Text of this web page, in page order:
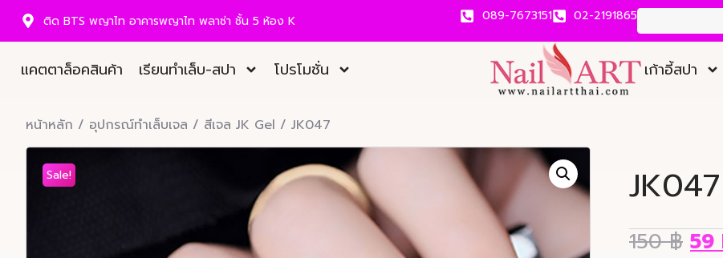
ติด BTS พญาไท อาคารพญาไท พลาซ่า ชั้น 5 ห้อง K 089-7673151 02-2191865
แคตตาล็อคสินค้า เรียนทำเล็บ-สปา โปรโมชั่น เก้าอี้สปา
หน้าหลัก / อุปกรณ์ทำเล็บเจล / สีเจล JK Gel / JK047
Sale! JK047
150฿ 59